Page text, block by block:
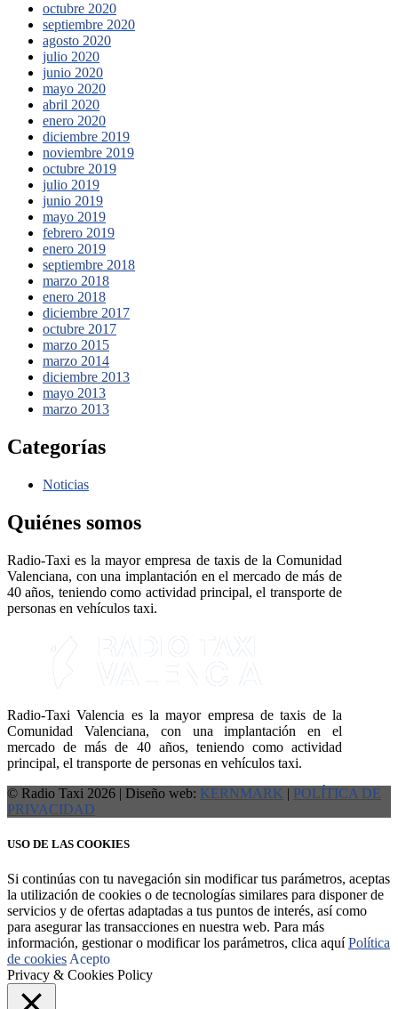
octubre 2020
septiembre 2020
agosto 2020
julio 2020
junio 2020
mayo 2020
abril 2020
enero 2020
diciembre 2019
noviembre 2019
octubre 2019
julio 2019
junio 2019
mayo 2019
febrero 2019
enero 2019
septiembre 2018
marzo 2018
enero 2018
diciembre 2017
octubre 2017
marzo 2015
marzo 2014
diciembre 2013
mayo 2013
marzo 2013
Categorías
Noticias
Quiénes somos
Radio-Taxi es la mayor empresa de taxis de la Comunidad
Valenciana, con una implantación en el mercado de más de
40 años, teniendo como actividad principal, el transporte de
personas en vehículos taxi.
Radio-Taxi Valencia es la mayor empresa de taxis de la
Comunidad Valenciana, con una implantación en el
mercado de más de 40 años, teniendo como actividad
principal, el transporte de personas en vehículos taxi.
© Radio Taxi 2026 | Diseño web: KERNMARK | POLÍTICA DE
PRIVACIDAD
USO DE LAS COOKIES
Si continúas con tu navegación sin modificar tus parámetros, aceptas
la utilización de cookies o de tecnologías similares para disponer de
servicios y de ofertas adaptadas a tus puntos de interés, así como
para asegurar las transacciones en nuestra web. Para más
información, gestionar o modificar los parámetros, clica aquíPolítica
de cookies Acepto
Privacy & Cookies Policy